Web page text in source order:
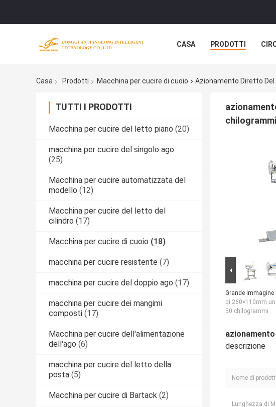
CASA PRODOTTI
Casa Prodotti Macchina per cucire di cuoio Azionamento Diretto Del
TUTTI I PRODOTTI
Macchina per cucire del letto piano (20)
macchina per cucire del singolo ago
(25)
Macchina per cucire automatizzata del
modello (12)
Macchina per cucire del letto del
cilindro (17)
Macchina per cucire di cuoio (18)
macchina per cucire resistente (7)
macchina per cucire del doppio ago (17)
macchina per cucire dei mangimi
composti (17)
Macchina per cucire dell'alimentazione
dell'ago (6)
macchina per cucire del letto della
posta (5)
Macchina per cucire di Bartack (2)
chilogrammi
Grande immagine :
di 260×110mm
50 chilogrammi
descrizione
Nome di
Lunghezza di